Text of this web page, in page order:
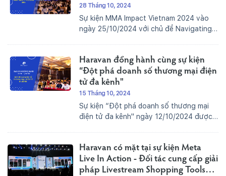
28 Tháng 10, 2024
Sự kiện MMA Impact Vietnam 2024 vào
ngày 25/10/2024 với chủ đề Navigating
Marketing: Lãnh đạo, Đổi mới và Chiến
lược Tương lai") đã diễn ra vô cùng thành
công, tốt đẹp.Dàn...
Haravan đồng hành cùng sự kiện
“Đột phá doanh số thương mại điện
tử đa kênh"
15 Tháng 10, 2024
Sự kiện “Đột phá doanh số thương mại
điện tử đa kênh" ngày 12/10/2024 được
diễn ra thành công tốt đẹp, thu hút sự
tham gia của...
Haravan có mặt tại sự kiện Meta
Live In Action - Đối tác cung cấp giải
pháp Livestream Shopping Tools